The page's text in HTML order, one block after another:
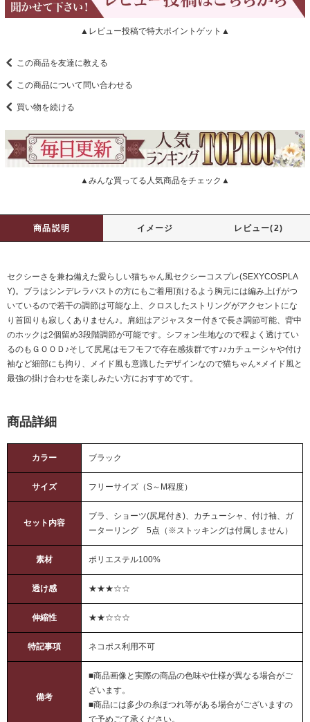
▲レビュー投稿で特大ポイントゲット▲
この商品を友達に教える
この商品について問い合わせる
買い物を続ける
▲みんな買ってる人気商品をチェック▲
商品説明 イメージ レビュー(2)
セクシーさを兼ね備えた愛らしい猫ちゃん風セクシーコスプレ(SEXYCOSPLA
Y)。ブラはシンデレラバストの方にもご着用頂けるよう胸元には編み上げがつ
いているので若干の調節は可能な上、クロスしたストリングがアクセントにな
り首回りも寂しくありません♪。肩紐はアジャスター付きで長さ調節可能、背中
のホックは2個留め3段階調節が可能です。シフォン生地なので程よく透けてい
るのもＧＯＯＤ♪そして尻尾はモフモフで存在感抜群です♪♪カチューシャや付け
袖など細部にも拘り、メイド風も意識したデザインなので猫ちゃん×メイド風と
最強の掛け合わせを楽しみたい方におすすめです。
商品詳細
カラー ブラック
サイズ フリーサイズ（S～M程度）
セット内容
ブラ、ショーツ(尻尾付き)、カチューシャ、付け袖、ガ
ーターリング 5点（※ストッキングは付属しません）
素材 ポリエステル100%
透け感 ★★★☆☆
伸縮性 ★★☆☆☆
特記事項 ネコポス利用不可
備考
■商品画像と実際の商品の色味や仕様が異なる場合がご
ざいます。
■商品には多少の糸ほつれ等がある場合がございますの
で予めご了承ください。